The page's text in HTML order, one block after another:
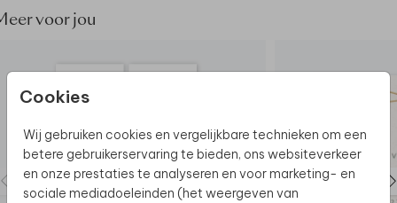
Cookies
Wij gebruiken cookies en vergelijkbare technieken om een
betere gebruikerservaring te bieden, ons websiteverkeer
en onze prestaties te analyseren en voor marketing- en
sociale mediadoeleinden (het weergeven van
voor jou